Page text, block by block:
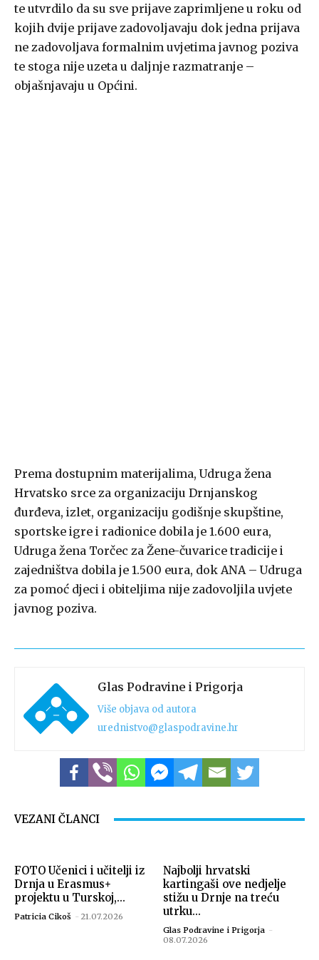
te utvrdilo da su sve prijave zaprimljene u roku od
kojih dvije prijave zadovoljavaju dok jedna prijava
ne zadovoljava formalnim uvjetima javnog poziva
te stoga nije uzeta u daljnje razmatranje –
objašnjavaju u Općini.
Prema dostupnim materijalima, Udruga žena
Hrvatsko srce za organizaciju Drnjanskog
đurđeva, izlet, organizaciju godišnje skupštine,
sportske igre i radionice dobila je 1.600 eura,
Udruga žena Torčec za Žene-čuvarice tradicije i
zajedništva dobila je 1.500 eura, dok ANA – Udruga
za pomoć djeci i obiteljima nije zadovoljila uvjete
javnog poziva.
Glas Podravine i Prigorja
Više objava od autora
urednistvo@glaspodravine.hr
VEZANI ČLANCI
FOTO Učenici i učitelji iz
Drnja u Erasmus+
projektu u Turskoj,...
Patricia Cikoš - 21.07.2026
Najbolji hrvatski
kartingaši ove nedjelje
stižu u Drnje na treću
utrku...
Glas Podravine i Prigorja -
08.07.2026